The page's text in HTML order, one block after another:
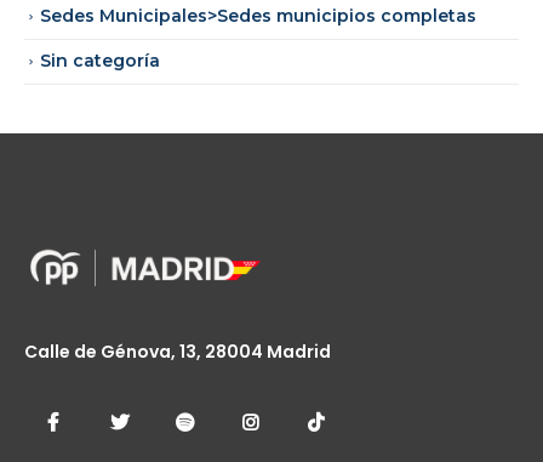
Sedes Municipales>Sedes municipios completas
Sin categoría
Calle de Génova, 13, 28004 Madrid